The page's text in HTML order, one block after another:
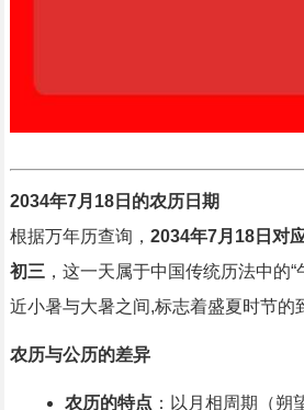
2034年7月18日的农历日期
根据万年历查询， 2034年7月18日对
初三，这一天属于中国传统历法中的“
近小暑与大暑之间,标志着盛夏时节的
农历与公历的差异
农历的特点 ：以月相周期（朔